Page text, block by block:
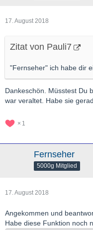
17. August 2018
Zitat von Pauli7
"Fernseher" ich habe dir
Dankeschön. Müsstest Du
war veraltet. Habe sie
1
Fernseher
5000g Mitglied
17. August 2018
Angekommen und
Habe diese Funktion noch